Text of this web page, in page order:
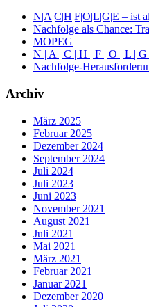
N|A|C|H|F|O|L|G|E – ist
Nachfolge als Chance:
MOPEG
N | A | C | H | F | O | L |
Nachfolge-
Archiv
März 2025
Februar 2025
Dezember 2024
September 2024
Juli 2024
Juli 2023
Juni 2023
November 2021
August 2021
Juli 2021
Mai 2021
März 2021
Februar 2021
Januar 2021
Dezember 2020